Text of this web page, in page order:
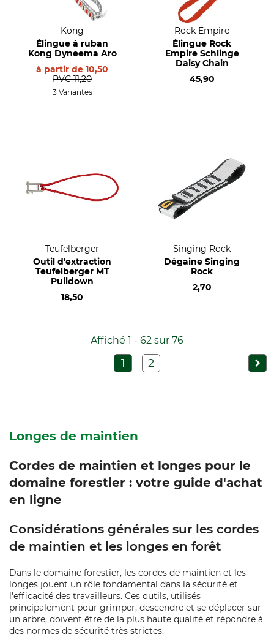
Kong
Élingue à ruban
Kong Dyneema Aro
à partir de 10,50
PVC 11,20
3 Variantes
Rock Empire
Élingue Rock
Empire Schlinge
Daisy Chain
45,90
Teufelberger
Outil d'extraction
Teufelberger MT
Pulldown
18,50
Singing Rock
Dégaine Singing
Rock
2,70
Affiché 1 - 62 sur 76
1 2
Longes de maintien
Cordes de maintien et longes pour le
domaine forestier : votre guide d'achat
en ligne
Considérations générales sur les cordes
de maintien et les longes en forêt
Dans le domaine forestier, les cordes de maintien et les
longes jouent un rôle fondamental dans la sécurité et
l'efficacité des travailleurs. Ces outils, utilisés
principalement pour grimper, descendre et se déplacer sur
un arbre, doivent être de la plus haute qualité et répondre à
des normes de sécurité très strictes.